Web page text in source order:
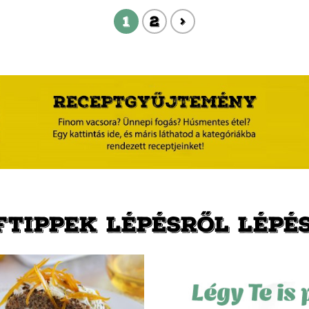
1 2 >
LÉPÉSRŐL